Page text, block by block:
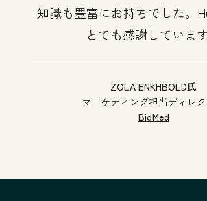
知識も豊富にお持ちでした。
とても感謝していま
ZOLA ENKHBOLD氏
マーケティング担当ディレ
BidMed